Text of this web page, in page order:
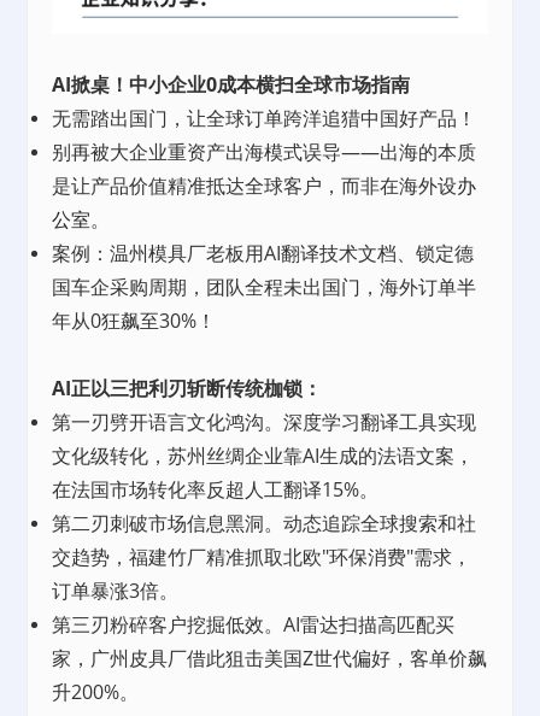
AI掀桌！中小企业0成本横扫全球市场指南
无需踏出国门，让全球订单跨洋追猎中国好产品！
别再被大企业重资产出海模式误导——出海的本质
是让产品价值精准抵达全球客户，而非在海外设办
公室。
案例：温州模具厂老板用AI翻译技术文档、锁定德
国车企采购周期，团队全程未出国门，海外订单半
年从0狂飙至30%！
AI正以三把利刃斩断传统枷锁：
第一刃劈开语言文化鸿沟。深度学习翻译工具实现
文化级转化，苏州丝绸企业靠AI生成的法语文案，
在法国市场转化率反超人工翻译15%。
第二刃刺破市场信息黑洞。动态追踪全球搜索和社
交趋势，福建竹厂精准抓取北欧"环保消费"需求，
订单暴涨3倍。
第三刃粉碎客户挖掘低效。AI雷达扫描高匹配买
家，广州皮具厂借此狙击美国Z世代偏好，客单价飙
升200%。